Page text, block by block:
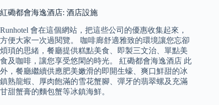
紅磡都會海逸酒店: 酒店設施
Runhotel 會在這個網站，把這些公司的優惠收集起來，
方便大家一次過閱覽。 咖啡廊舒適雅致的環境讓您忘卻
煩瑣的思緒，餐廳提供糕點美食、即製三文治、單點美
食及咖啡，讓您享受悠閑的時光。 紅磡都會海逸酒店 此
外，餐廳繼續供應肥美嫩滑的即開生蠔、爽口鮮甜的冰
鎮熟龍蝦、厚肉飽滿的雪花蟹腳、彈牙的翡翠螺及充滿
甘甜蟹膏的麵包蟹等冰鎮海鮮。